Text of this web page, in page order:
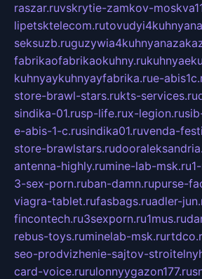
raszar.ruvskrytie-zamkov-
lipetsktelecom.ru
seksuzb.ru
fabrikaofabrikaokuhny.ru
kuhnyaykuhnyayfabrika.rue-
store-brawl-stars.rukts-services.ru
sindika-01.rusp-life.rux-legion.ru
e-abis-1-c.rusindika01.ruvenda-
store-brawlstars.ru
antenna-highly.rumine-lab-msk.ru
3-sex-porn.ruban-damn.rupurse-
viagra-tablet.rufasbags.ruadler-
fincontech.ru3sexporn.ru1mus.ru
rebus-toys.ruminelab-msk.ru
seo-prodvizhenie-sajtov-
card-voice.rurulonnyygazon177.ru